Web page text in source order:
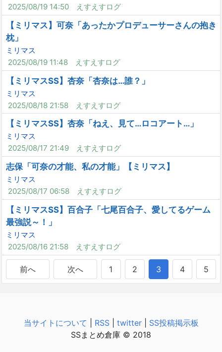
2025/08/19 14:50
えすえすログ
【ミリマス】可奈「あったかプロデューサーさんの抱き
枕」
ミリマス
2025/08/19 11:48
えすえすログ
【ミリマスSS】杏奈「杏奈は…誰？」
ミリマス
2025/08/18 21:58
えすえすログ
【ミリマスSS】杏奈「ねえ、見て…ロコアート…」
ミリマス
2025/08/17 21:49
えすえすログ
志保「可奈の才能、私の才能」【ミリマス】
ミリマス
2025/08/17 06:58
えすえすログ
【ミリマスSS】百合子「七尾百合子、愛してるゲーム
最強説～！」
ミリマス
2025/08/16 21:58
えすえすログ
前へ 次へ 1 2 3 4 5
当サイトについて RSS| twitter| SS投稿掲示板
SSまとめ倉庫 © 2018